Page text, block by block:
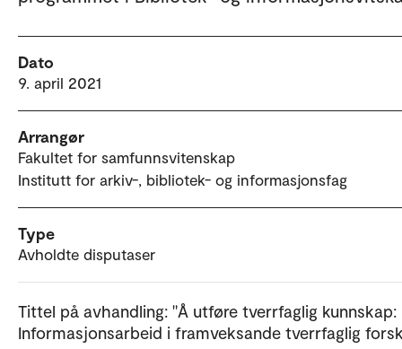
Dato
9. april 2021
Arrangør
Fakultet for samfunnsvitenskap
Institutt for arkiv-, bibliotek- og informasjonsfag
Type
Avholdte disputaser
Tittel på avhandling: "Å utføre tverrfaglig kunnskap:
Informasjonsarbeid i framveksande tverrfaglig